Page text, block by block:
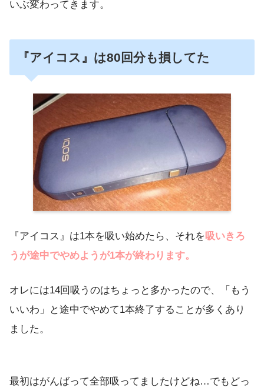
いぶ変わってきます。
『アイコス』は80回分も損してた
『アイコス』は1本を吸い始めたら、それを吸いきろ
うが途中でやめようが1本が終わります。
オレには14回吸うのはちょっと多かったので、「もう
いいわ」と途中でやめて1本終了することが多くあり
ました。
最初はがんばって全部吸ってましたけどね…でもどっ